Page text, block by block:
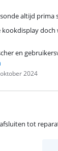
altijd prima
kookdisplay
en
2024
tot